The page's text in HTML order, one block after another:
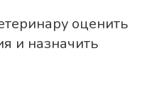
оценить
и назначить